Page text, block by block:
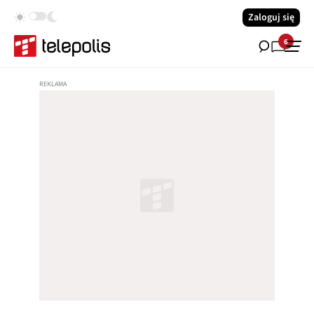
Zaloguj się
6